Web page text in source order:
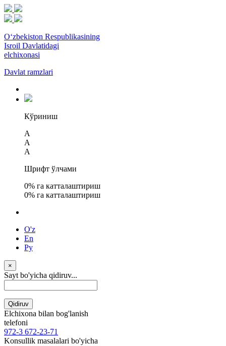
O‘zbekiston Respublikasining
Isroil Davlatidagi
elchixonasi
Davlat ramzlari
Кўриниш
A
A
A
Шрифт ўлчами
0% га катталаштириш
0% га катталаштириш
O'z
En
Ру
×
Sayt bo'yicha qidiruv...
Qidiruv
Elchixona bilan bog'lanish
telefoni
972-3 672-23-71
Konsullik masalalari bo'yicha